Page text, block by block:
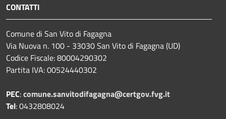
CONTATTI
Comune di San Vito di Fagagna
Via Nuova n. 100 - 33030 San Vito di Fagagna (UD)
Codice Fiscale: 80004290302
Partita IVA: 00524440302
PEC:comune.sanvitodifagagna@certgov.fvg.it
Tel: 0432808024